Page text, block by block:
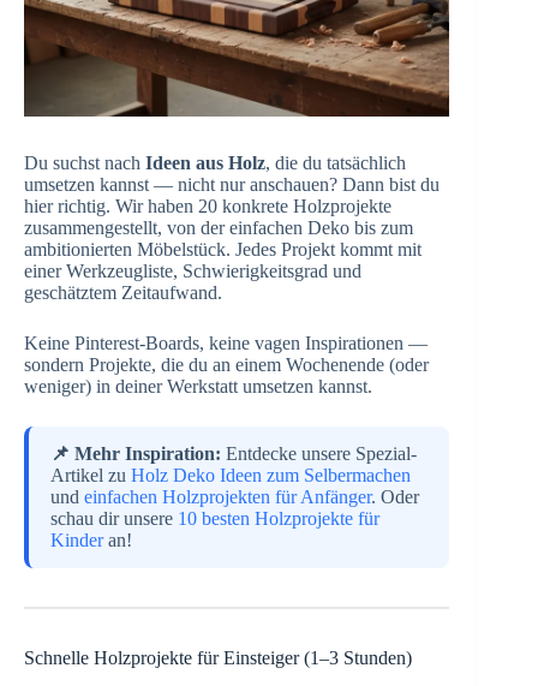
Du suchst nach Ideen aus Holz, die du tatsächlich
umsetzen kannst — nicht nur anschauen? Dann bist du
hier richtig. Wir haben 20 konkrete Holzprojekte
zusammengestellt, von der einfachen Deko bis zum
ambitionierten Möbelstück. Jedes Projekt kommt mit
einer Werkzeugliste, Schwierigkeitsgrad und
geschätztem Zeitaufwand.
Keine Pinterest-Boards, keine vagen Inspirationen —
sondern Projekte, die du an einem Wochenende (oder
weniger) in deiner Werkstatt umsetzen kannst.
📌 Mehr Inspiration: Entdecke unsere Spezial-
Artikel zu Holz Deko Ideen zum Selbermachen
und einfachen Holzprojekten für Anfänger. Oder
schau dir unsere 10 besten Holzprojekte für
Kinderan!
Schnelle Holzprojekte für Einsteiger (1–3 Stunden)